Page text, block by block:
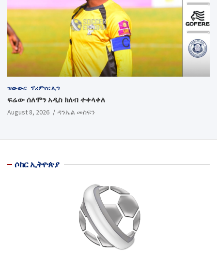
ዝውውር ፕሪምየር ሊግ
ፍሬው ሰለሞን አዲስ ክለብ ተቀላቀለ
August 8, 2026 ዳንኤል መስፍን
ሶከር ኢትዮጵያ